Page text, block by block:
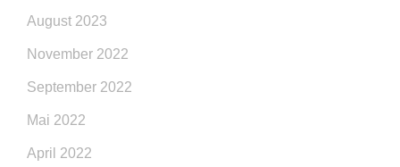
August 2023
November 2022
September 2022
Mai 2022
April 2022